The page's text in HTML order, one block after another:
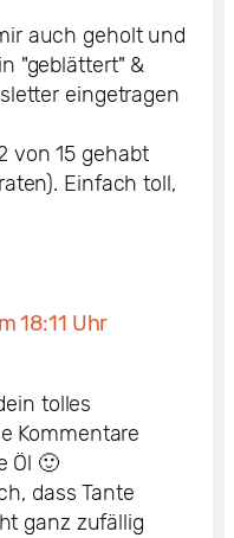
auch geholt und
"geblättert" &
eingetragen
von 15 gehabt
Einfach toll,
18:11 Uhr
tolles
Kommentare
Öl 🙂
dass Tante
ganz zufällig